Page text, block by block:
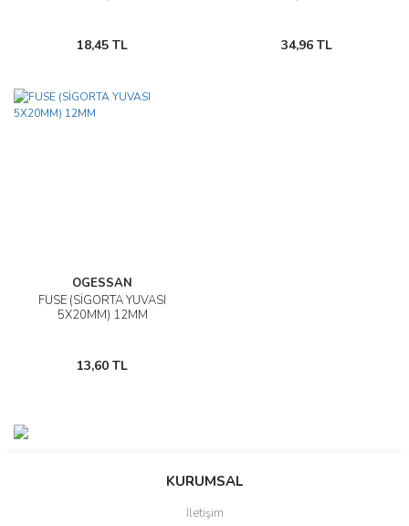
18,45 TL 34,96 TL
OGESSAN
FUSE (SİGORTA YUVASI
5X20MM) 12MM
13,60 TL
KURUMSAL
İletişim